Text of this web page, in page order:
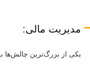
مدیریت مالی:
یکی از بزرگ‌ترین چالش‌ها